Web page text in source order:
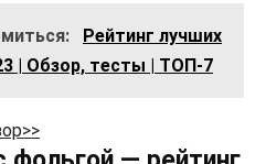
Рейтинг лучших
| Обзор, тесты | ТОП-7